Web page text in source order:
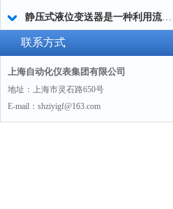
静压式液位变送器是一种利用流体静压力来测量液位的设备
联系方式
上海自动化仪表集团有限公司
地址：上海市灵石路650号
E-mail：shziyigf@163.com